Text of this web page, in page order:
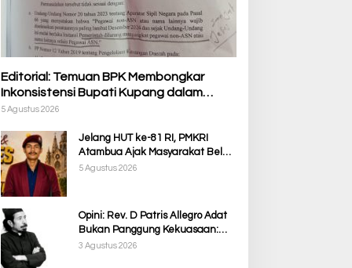
Editorial: Temuan BPK Membongkar
Inkonsistensi Bupati Kupang dalam
Menjalankan Regulasi
5 Agustus 2026
Jelang HUT ke-81 RI, PMKRI
Atambua Ajak Masyarakat Belu
Jaga Kamtibmas dan Tolak
5 Agustus 2026
Opini: Rev. D Patris Allegro Adat
Bukan Panggung Kekuasaan:
Membela Martabat Timor dari
3 Agustus 2026